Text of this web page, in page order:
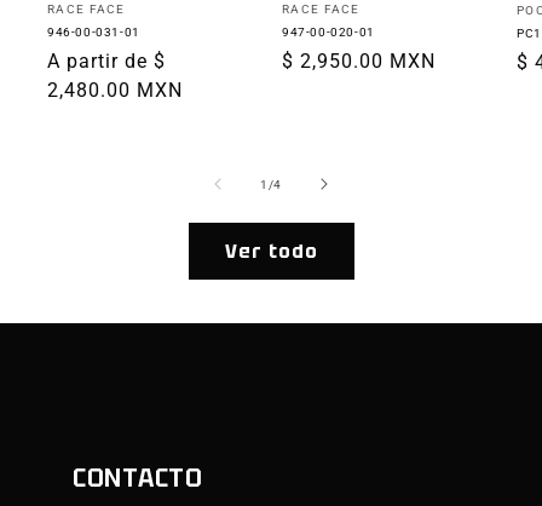
Proveedor:
RACE FACE
946-00-031-01
Precio
habitual
A partir de $
2,480.00 MXN
Proveedor:
RACE FACE
947-00-020-01
Precio
$ 2,950.00 MXN $
1 /de
4
Ver todo
CONTACTO